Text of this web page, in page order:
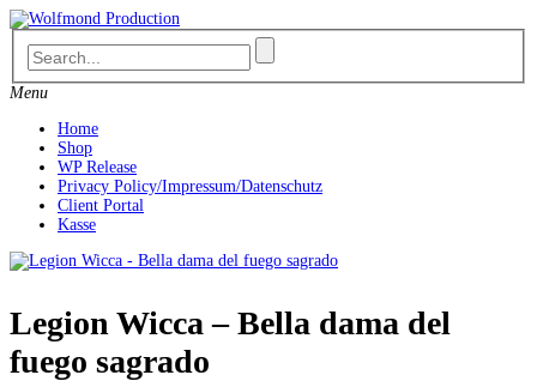
Skip
to
content
Menu
Home
Shop
WP Release
Privacy Policy/Impressum/Datenschutz
Client Portal
Kasse
Legion Wicca – Bella dama del
fuego sagrado